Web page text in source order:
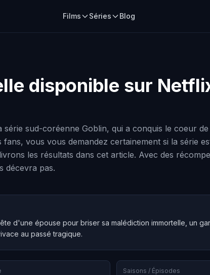
Films Séries Blog
disponible sur
sud-coréenne Goblin, qui a conquis le coeur
vous vous demandez certainement si la série
les résultats dans cet article. Avec des
décevra pas.
d'une épouse pour briser sa malédiction immortelle, un
au passé tragique.
Saisons / Épisodes